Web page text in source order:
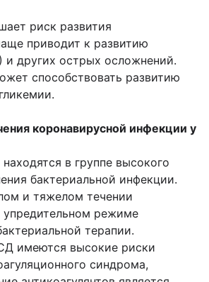
риск развития
приводит к развитию
и других острых осложнений.
способствовать развитию
коронавирусной инфекции у
в группе высокого
бактериальной инфекции.
и тяжелом течении
упредительном режиме
терапии.
имеются высокие риски
синдрома,